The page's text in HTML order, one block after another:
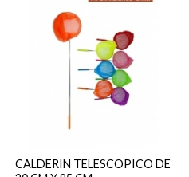
CALDERIN TELESCOPICO DE